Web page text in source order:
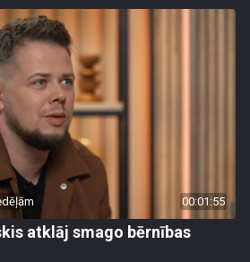
00:01:55
atklāj smago bērnības